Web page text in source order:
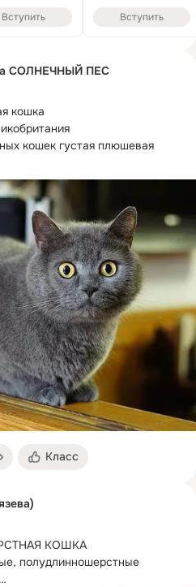
Вступить
Вступить
СОЛНЕЧНЫЙ ПЕС
кошка
кошек густая плюшевая
Класс
КОШКА
полудлинношерстные